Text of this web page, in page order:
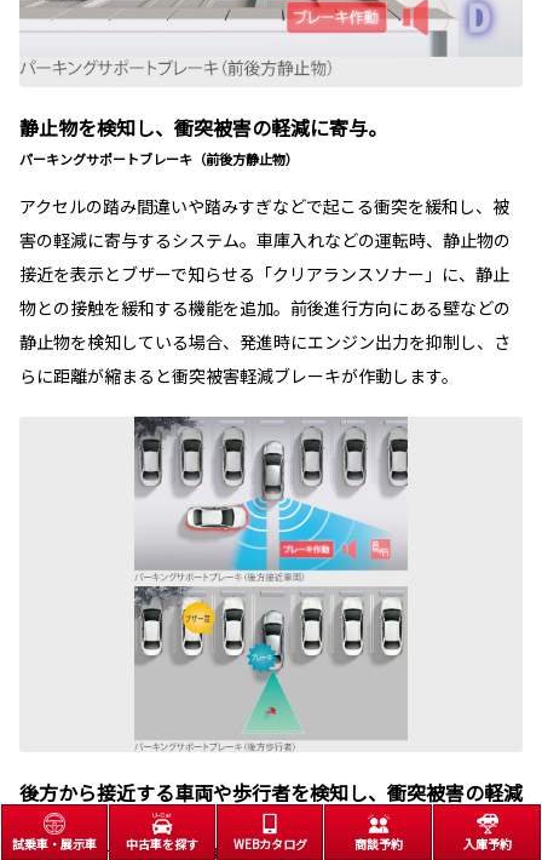
静止物を検知し、衝突被害の軽減に寄与。
パーキングサポートブレーキ（前後方静止物）
アクセルの踏み間違いや踏みすぎなどで起こる衝突を緩和し、被
害の軽減に寄与するシステム。車庫入れなどの運転時、静止物の
接近を表示とブザーで知らせる「クリアランスソナー」に、静止
物との接触を緩和する機能を追加。前後進行方向にある壁などの
静止物を検知している場合、発進時にエンジン出力を抑制し、さ
らに距離が縮まると衝突被害軽減ブレーキが作動します。
後方から接近する車両や歩行者を検知し、衝突被害の軽減
に寄与。
パーキングサポートブレーキ（後方接近車両）
試乗車・展示車 中古車を探す WEBカタログ 商談予約 入庫予約